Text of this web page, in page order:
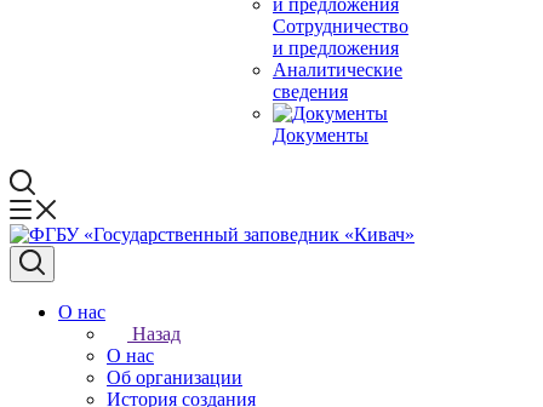
Сотрудничество
и предложения
Аналитические
сведения
Документы
О нас
Назад
О нас
Об организации
История создания